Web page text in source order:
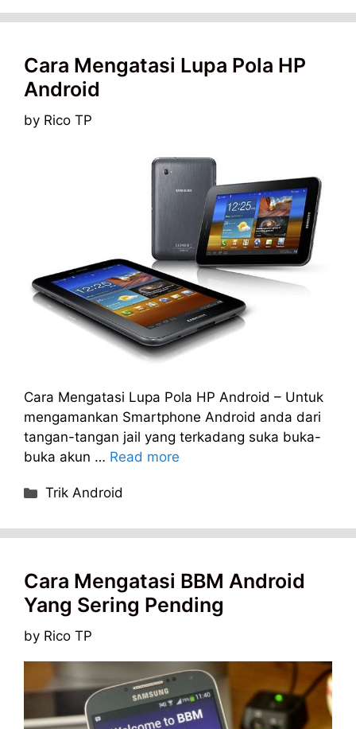
Cara Mengatasi Lupa Pola HP
Android
by Rico TP
Cara Mengatasi Lupa Pola HP Android – Untuk
mengamankan Smartphone Android anda dari
tangan-tangan jail yang terkadang suka buka-
buka akun … Read more
Categories
Trik Android
Cara Mengatasi BBM Android
Yang Sering Pending
by Rico TP